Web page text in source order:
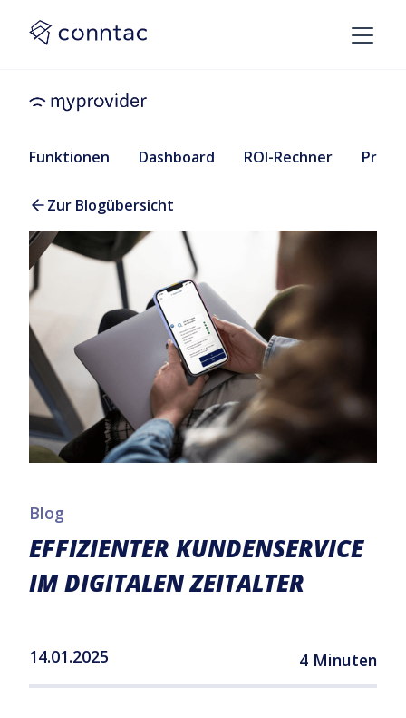
Funktionen Dashboard ROI-Rechner Preise
Zur Blogübersicht
Blog
‍EFFIZIENTER KUNDENSERVICE
IM DIGITALEN ZEITALTER
14.01.2025 4 Minuten